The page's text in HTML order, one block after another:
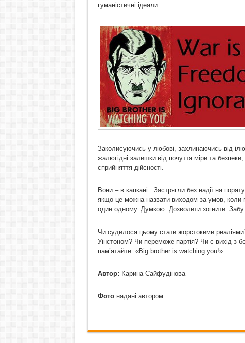
гуманістичні ідеали.
Заколисуючись у любові, захлинаючись від
жалюгідні залишки від почуття міри та
сприйняття дійсності.
Вони – в капкані. Застрягли без надії на
якщо це можна назвати виходом за умов, коли
один одному. Думкою. Дозволити зогнити.
Чи судилося цьому стати жорстокими
Уінстоном? Чи переможе партія? Чи є вихід з
пам’ятайте: «Big brother is watching you!»
Автор: Карина Сайфудінова
Фотонадані автором